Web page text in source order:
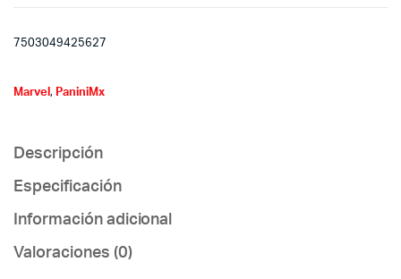
7503049425627
Marvel , PaniniMx
Descripción
Especificación
Información adicional
Valoraciones (0)